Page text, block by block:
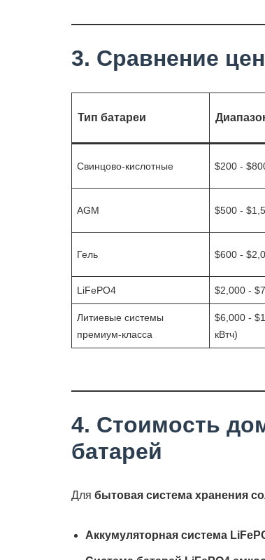
3. Сравнение
Тип батареи
Свинцово-кислотные $200 -
AGM $500 -
Гель $600 -
LiFePO4 $2,000 -
Литиевые системы
премиум-класса
$6,000 -
кВтч)
4. Стоимость
батарей
Для бытовая система хранения
Аккумуляторная система